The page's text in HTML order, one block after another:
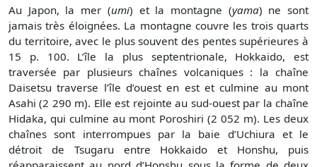
Au Japon, la mer (umi) et la montagne (yama) ne sont
jamais très éloignées. La montagne couvre les trois quarts
du territoire, avec le plus souvent des pentes supérieures à
15 p. 100. L’île la plus septentrionale, Hokkaido, est
traversée par plusieurs chaînes volcaniques : la chaîne
Daisetsu traverse l’île d’ouest en est et culmine au mont
Asahi (2 290 m). Elle est rejointe au sud-ouest par la chaîne
Hidaka, qui culmine au mont Poroshiri (2 052 m). Les deux
chaînes sont interrompues par la baie d’Uchiura et le
détroit de Tsugaru entre Hokkaido et Honshu, puis